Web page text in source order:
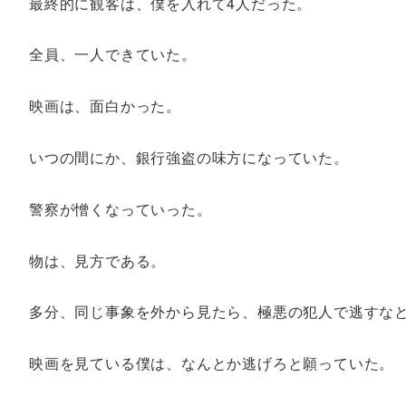
全員、一人できていた。
映画は、面白かった。
いつの間にか、銀行強盗の味方になっていた。
警察が憎くなっていった。
物は、見方である。
多分、同じ事象を外から見たら、極悪の犯人で逃すな
映画を見ている僕は、なんとか逃げろと願っていた。